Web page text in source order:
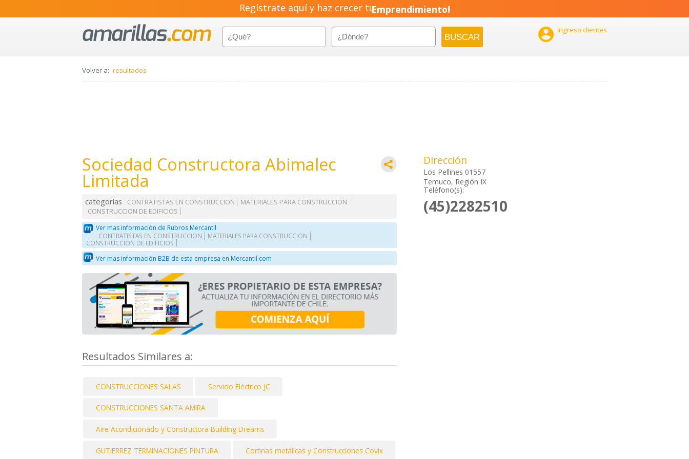
Regístrate aquí y haz crecer tuEmprendimiento!
 Ingreso clientes
Volver a: resultados
Sociedad Constructora Abimalec
Limitada
categorías CONTRATISTAS EN CONSTRUCCION
MATERIALES PARA CONSTRUCCION
CONSTRUCCION DE EDIFICIOS
Ver mas información de Rubros Mercantil
CONTRATISTAS EN CONSTRUCCION
MATERIALES PARA CONSTRUCCION
CONSTRUCCION DE EDIFICIOS
Ver mas información B2B de esta empresa en Mercantil.com
Resultados Similares a:
CONSTRUCCIONES SALAS Servicio Eléctrico JC
CONSTRUCCIONES SANTA AMIRA
Aire Acondicionado y Constructora Building Dreams
GUTIERREZ TERMINACIONES PINTURA Cortinas metálicas y Construcciones Covix
Dirección
Los Pellines 01557
Temuco, Región IX
Teléfono(s):
(45)2282510